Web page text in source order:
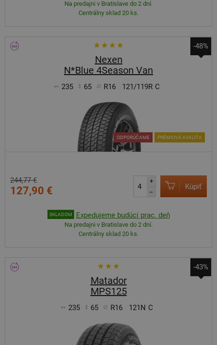
Na predajni v Bratislave do 2 dní.
Centrálny sklad 20 ks.
-48%
Nexen
N*Blue 4Season Van
235 65 R16 121/119R C
ODPORÚČAME PRÉMIOVÁ KVALITA
244,77 €
127,90 €
+
–
Kúpiť
SKLADOM Expedujeme budúci prac. deň
Na predajni v Bratislave do 2 dní.
Centrálny sklad 20 ks.
-43%
Matador
MPS125
235 65 R16 121N C